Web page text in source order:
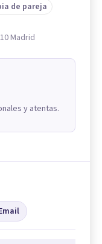
de pareja
Madrid
y atentas.